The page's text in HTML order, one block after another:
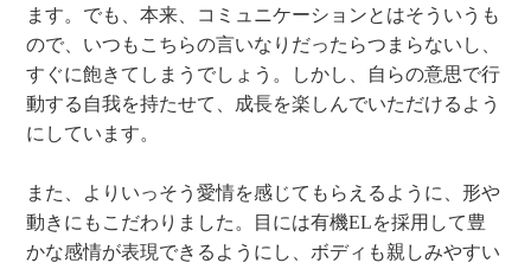
ます。でも、本来、コミュニケーションとはそういうも
ので、いつもこちらの言いなりだったらつまらないし、
すぐに飽きてしまうでしょう。しかし、自らの意思で行
動する自我を持たせて、成長を楽しんでいただけるよう
にしています。
また、よりいっそう愛情を感じてもらえるように、形や
動きにもこだわりました。目には有機ELを採用して豊
かな感情が表現できるようにし、ボディも親しみやすい